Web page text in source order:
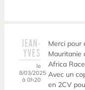
JEAN-
YVES
le
8/03/2025
à 0h20
Merci pour
Mauritanie
Africa
Avec un
en 2CV